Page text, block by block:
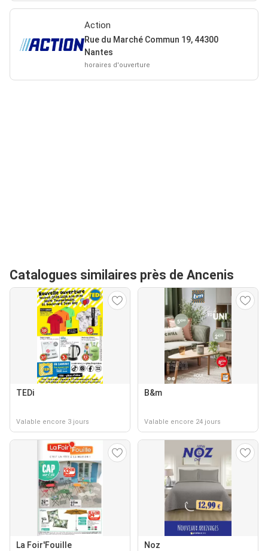
Action
Rue du Marché Commun 19, 44300
Nantes
horaires d'ouverture
Catalogues similaires près de Ancenis
TEDi
Valable encore 3 jours
B&m
Valable encore 24 jours
La Foir'Fouille Noz